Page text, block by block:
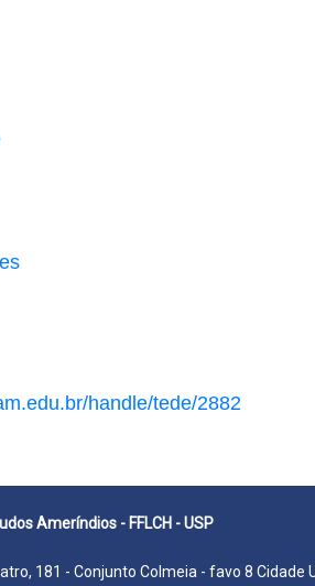
handle/tede/2882
Ameríndios - FFLCH - USP
181 - Conjunto Colmeia - favo 8 Cidade